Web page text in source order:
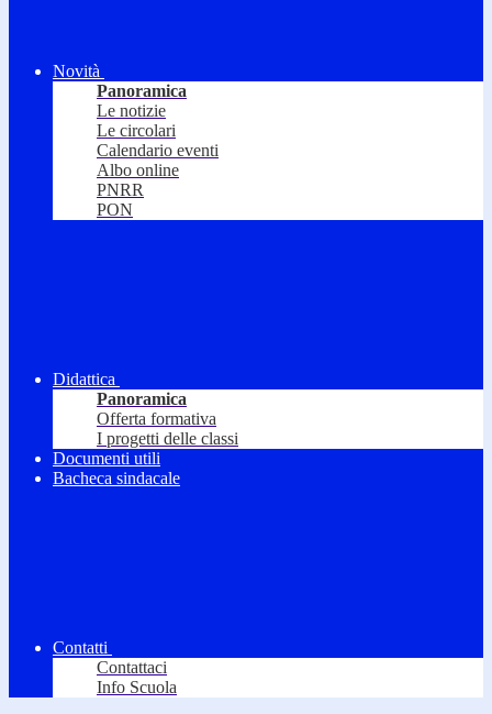
Novità
Panoramica
Le notizie
Le circolari
Calendario eventi
Albo online
PNRR
PON
Didattica
Panoramica
Offerta formativa
I progetti delle classi
Documenti utili
Bacheca sindacale
Contatti
Contattaci
Info Scuola